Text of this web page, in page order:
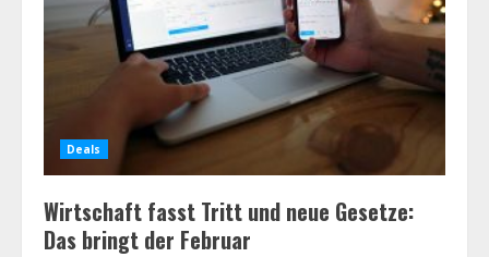
Deals
Wirtschaft fasst Tritt und neue Gesetze:
Das bringt der Februar